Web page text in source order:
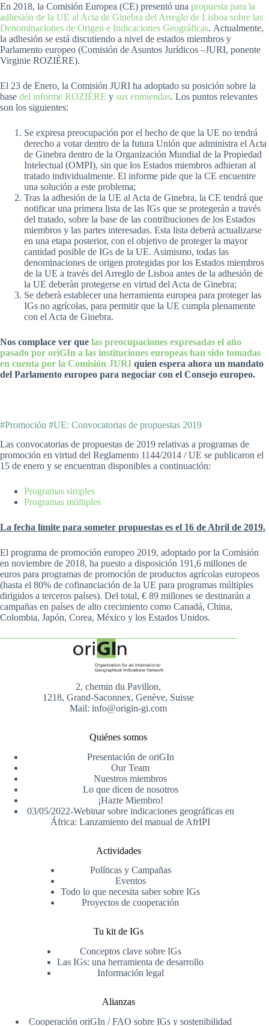
En 2018, la Comisión Europea (CE) presentó una propuesta para la
adhesión de la UE al Acta de Ginebra del Arreglo de Lisboa sobre las
Denominaciones de Origen e Indicaciones Geográficas. Actualmente,
la adhesión se está discutiendo a nivel de estados miembros y
Parlamento europeo (Comisión de Asuntos Jurídicos –JURI, ponente
Virginie ROZIÈRE).
El 23 de Enero, la Comisión JURI ha adoptado su posición sobre la
base del informe ROZIÈRE y sus enmiendas. Los puntos relevantes
son los siguientes:
Se expresa preocupación por el hecho de que la UE no tendrá
derecho a votar dentro de la futura Unión que administra el Acta
de Ginebra dentro de la Organización Mundial de la Propiedad
Intelectual (OMPI), sin que los Estados miembros adhieran al
tratado individualmente. El informe pide que la CE encuentre
una solución a este problema;
Tras la adhesión de la UE al Acta de Ginebra, la CE tendrá que
notificar una primera lista de las IGs que se protegerán a través
del tratado, sobre la base de las contribuciones de los Estados
miembros y las partes interesadas. Esta lista deberà actualizarse
en una etapa posterior, con el objetivo de proteger la mayor
cantidad posible de IGs de la UE. Asimismo, todas las
denominaciones de origen protegidas por los Estados miembros
de la UE a través del Arreglo de Lisboa antes de la adhesión de
la UE deberàn protegerse en virtud del Acta de Ginebra;
Se deberà establecer una herramienta europea para proteger las
IGs no agrícolas, para permitir que la UE cumpla plenamente
con el Acta de Ginebra.
Nos complace ver que las preocupaciones expresadas el año
pasado por oriGIn a las instituciones europeas han sido tomadas
en cuenta por la Comisión JURI quien espera ahora un mandato
del Parlamento europeo para negociar con el Consejo europeo.
#Promoción #UE: Convocatorias de propuestas 2019
Las convocatorias de propuestas de 2019 relativas a programas de
promoción en virtud del Reglamento 1144/2014 / UE se publicaron el
15 de enero y se encuentran disponibles a continuación:
Programas simples
Programas múltiples
La fecha límite para someter propuestas es el 16 de Abril de 2019.
El programa de promoción europeo 2019, adoptado por la Comisión
en noviembre de 2018, ha puesto a disposición 191,6 millones de
euros para programas de promoción de productos agrícolas europeos
(hasta el 80% de cofinanciación de la UE para programas múltiples
dirigidos a terceros países). Del total, € 89 millones se destinarán a
campañas en países de alto crecimiento como Canadá, China,
Colombia, Japón, Corea, México y los Estados Unidos.
2, chemin du Pavillon,
1218, Grand-Saconnex, Genève, Suisse
Mail: info@origin-gi.com
Quiénes somos
Presentación de oriGIn
Our Team
Nuestros miembros
Lo que dicen de nosotros
¡Hazte Miembro!
03/05/2022-Webinar sobre indicaciones geográficas en
África: Lanzamiento del manual de AfrIPI
Actividades
Políticas y Campañas
Eventos
Todo lo que necesita saber sobre IGs
Proyectos de cooperación
Tu kit de IGs
Conceptos clave sobre IGs
Las IGs: una herramienta de desarrollo
Información legal
Alianzas
Cooperación oriGIn / FAO sobre IGs y sostenibilidad